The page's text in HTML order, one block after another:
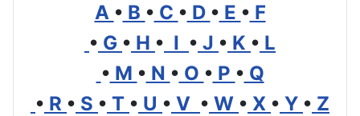
A • B • C • D • E • F
• G • H • I • J • K • L
• M • N • O • P • Q
• R • S • T • U • V • W • X • Y • Z